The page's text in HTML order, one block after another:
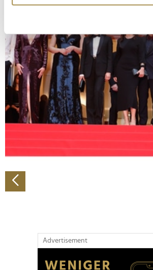
erfassen, welche bis auf einige
bestimmten Merkmalen
Erfahren Sie mehr darüber, wie Ihre
verarbeitet werden, und legen Sie Ihre
Abschnitt Einzelheiten
fest.
Wir verwenden Cookies, um Inhalte
personalisieren, Funktionen für soziale
analysieren. Außerdem geben wir
Verwendung unserer Website an
Partner führen diese Informationen
weiteren Daten zusammen, die Sie
Advertisement